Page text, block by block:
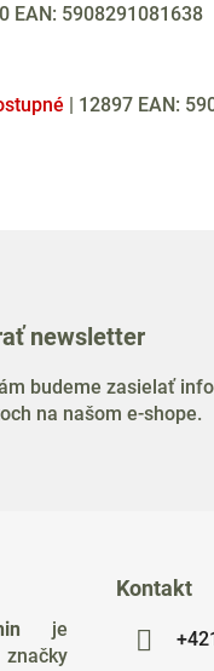
EAN: 5908291081638
| 12897 EAN:
newsletter
budeme zasielať
na našom e-shope.
je
Kontakt